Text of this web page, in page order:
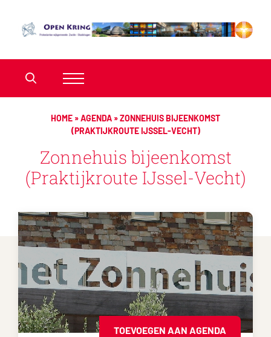
HOME »AGENDA »ZONNEHUIS BIJEENKOMST
(PRAKTIJKROUTE IJSSEL-VECHT)
Zonnehuis bijeenkomst
(Praktijkroute IJssel-Vecht)
TOEVOEGEN AAN AGENDA